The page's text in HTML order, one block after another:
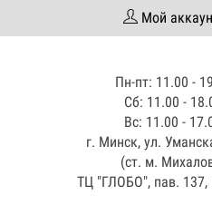
Мой
Пн-пт: 11.00 -
Сб: 11.00 -
Вс: 11.00 -
г. Минск, ул.
(ст. м.
ТЦ "ГЛОБО", пав. 137,